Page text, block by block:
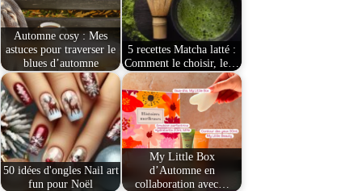
Automne cosy : Mes
astuces pour traverser le
blues d’automne
5 recettes Matcha latté :
Comment le choisir, le…
50 idées d'ongles Nail art
fun pour Noël
My Little Box
d’Automne en
collaboration avec…